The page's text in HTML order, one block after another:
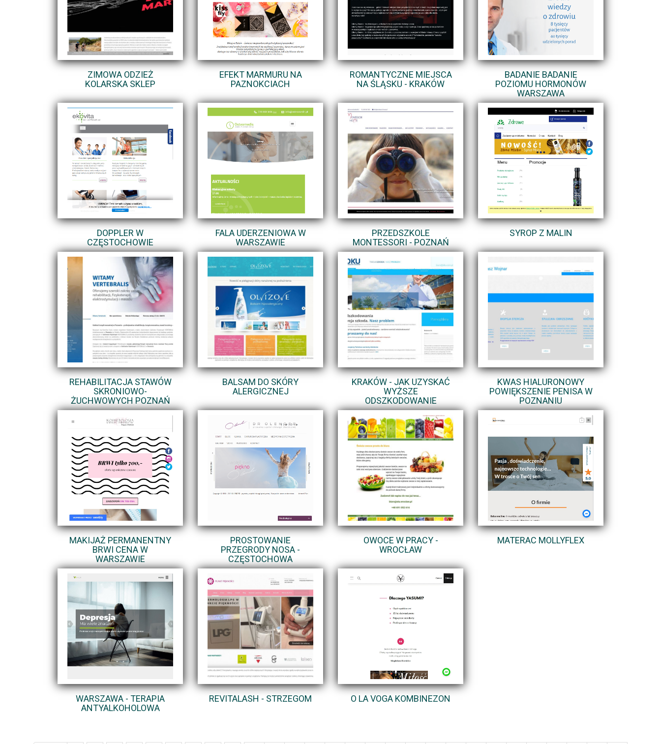
ZIMOWA ODZIEŻ
KOLARSKA SKLEP
EFEKT MARMURU NA
PAZNOKCIACH
ROMANTYCZNE MIEJSCA
NA ŚLĄSKU - KRAKÓW
BADANIE BADANIE
POZIOMU HORMONÓW
WARSZAWA
DOPPLER W
CZĘSTOCHOWIE
FALA UDERZENIOWA W
WARSZAWIE
PRZEDSZKOLE
MONTESSORI - POZNAŃ
SYROP Z MALIN
REHABILITACJA STAWÓW
SKRONIOWO-
ŻUCHWOWYCH POZNAŃ
BALSAM DO SKÓRY
ALERGICZNEJ
KRAKÓW - JAK UZYSKAĆ
WYŻSZE
ODSZKODOWANIE
KWAS HIALURONOWY
POWIĘKSZENIE PENISA W
POZNANIU
MAKIJAŻ PERMANENTNY
BRWI CENA W
WARSZAWIE
PROSTOWANIE
PRZEGRODY NOSA -
CZĘSTOCHOWA
OWOCE W PRACY -
WROCŁAW
MATERAC MOLLYFLEX
WARSZAWA - TERAPIA
ANTYALKOHOLOWA
REVITALASH - STRZEGOM O LA VOGA KOMBINEZON